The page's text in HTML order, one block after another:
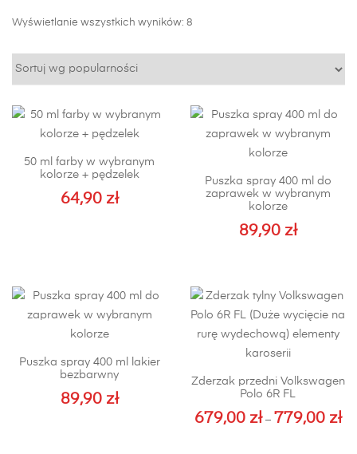
Wyświetlanie wszystkich wyników: 8
50 ml farby w wybranym
kolorze + pędzelek
64,90 zł
Puszka spray 400 ml do
zaprawek w wybranym
kolorze
89,90 zł
Puszka spray 400 ml lakier
bezbarwny
89,90 zł
Zderzak przedni Volkswagen
Polo 6R FL
679,00 zł – 779,00 zł